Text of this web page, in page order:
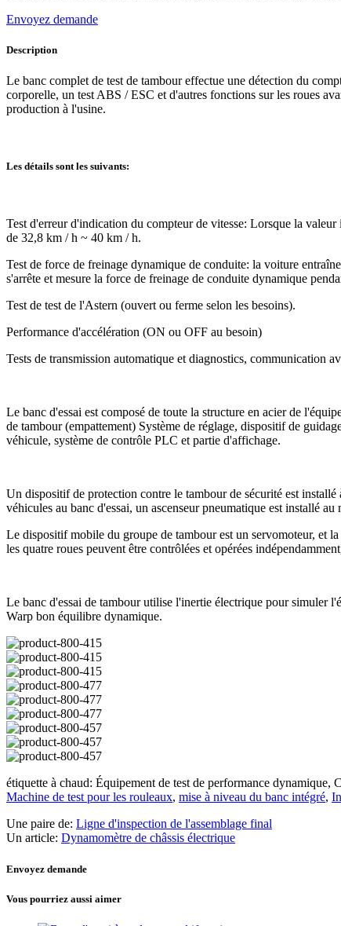
Envoyez demande
Description
Le banc complet de test de tambour effectue une détection du
corporelle, un test ABS / ESC et d'autres fonctions sur les roues
production à l'usine.
Les détails sont les suivants:
Test d'erreur d'indication du compteur de vitesse: Lorsque la
de 32,8 km / h ~ 40 km / h.
Test de force de freinage dynamique de conduite: la voiture
s'arrête et mesure la force de freinage de conduite dynamique
Test de test de l'Astern (ouvert ou ferme selon les besoins).
Performance d'accélération (ON ou OFF au besoin)
Tests de transmission automatique et diagnostics, communication
Le banc d'essai est composé de toute la structure en acier de
de tambour (empattement) Système de réglage, dispositif de
véhicule, système de contrôle PLC et partie d'affichage.
Un dispositif de protection contre le tambour de sécurité est
véhicules au banc d'essai, un ascenseur pneumatique est installé
Le dispositif mobile du groupe de tambour est un servomoteur, et
les quatre roues peuvent être contrôlées et opérées
Le banc d'essai de tambour utilise l'inertie électrique pour simuler
Warp bon équilibre dynamique.
étiquette à chaud: Équipement de test de performance dynamique,
Machine de test pour les rouleaux, mise à niveau du banc intégré,
Une paire de: Ligne d'inspection de l'assemblage final
Un article: Dynamomètre de châssis électrique
Envoyez demande
Vous pourriez aussi aimer